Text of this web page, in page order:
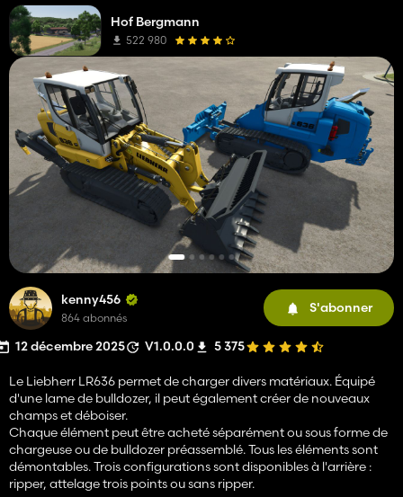
kenny456
864 abonnés
S'abonner
12 décembre 2025 V1.0.0.0 5 375
Le Liebherr LR636 permet de charger divers matériaux. Équipé
d'une lame de bulldozer, il peut également créer de nouveaux
champs et déboiser.
Chaque élément peut être acheté séparément ou sous forme de
chargeuse ou de bulldozer préassemblé. Tous les éléments sont
démontables. Trois configurations sont disponibles à l'arrière :
ripper, attelage trois points ou sans ripper.
Hof Bergmann
522 980